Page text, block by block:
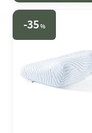
35%